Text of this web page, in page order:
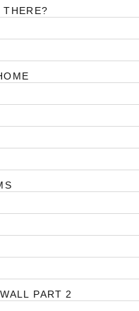
THERE?
PART 2